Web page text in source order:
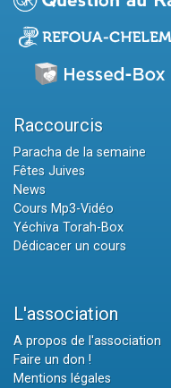
Raccourcis
Paracha de la semaine
Fêtes Juives
News
Cours Mp3-Vidéo
Yéchiva Torah-Box
Dédicacer un cours
L'association
A propos de l'association
Faire un don !
Mentions légales